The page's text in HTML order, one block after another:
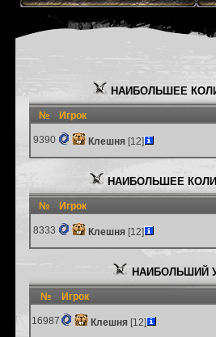
НАИБОЛЬШЕЕ
№ Игрок
9390 Клешня [12]
НАИБОЛЬШЕЕ
№ Игрок
8333 Клешня [12]
НАИБОЛЬШИЙ
№ Игрок
16987 Клешня [12]